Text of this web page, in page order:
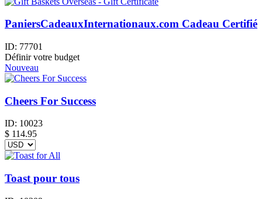
PaniersCadeauxInternationaux.com Cadeau Certifié
ID: 77701
Définir votre budget
Nouveau
Cheers For Success
ID: 10023
$ 114.95
Toast pour tous